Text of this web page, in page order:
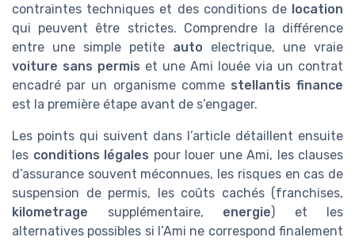
contraintes techniques et des conditions de location
qui peuvent être strictes. Comprendre la différence
entre une simple petite auto electrique, une vraie
voiture sans permis et une Ami louée via un contrat
encadré par un organisme comme stellantis finance
est la première étape avant de s’engager.
Les points qui suivent dans l’article détaillent ensuite
les conditions légales pour louer une Ami, les clauses
d’assurance souvent méconnues, les risques en cas de
suspension de permis, les coûts cachés (franchises,
kilometrage supplémentaire, energie) et les
alternatives possibles si l’Ami ne correspond finalement